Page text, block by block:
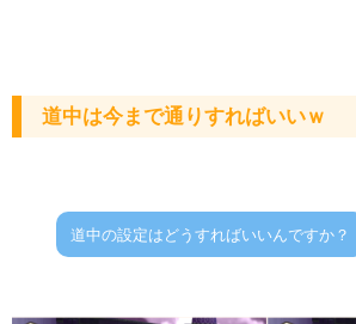
道中は今まで通りすればいいｗ
道中の設定はどうすればいいんですか？